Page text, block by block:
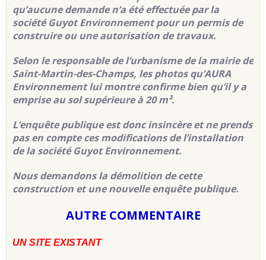
qu’aucune demande n’a été effectuée par la
société Guyot Environnement pour un permis de
construire ou une autorisation de travaux.
Selon le responsable de l’urbanisme de la mairie de
Saint-Martin-des-Champs, les photos qu’AURA
Environnement lui montre confirme bien qu’il y a
emprise au sol supérieure à 20 m².
L’enquête publique est donc insincère et ne prends
pas en compte ces modifications de l’installation
de la société Guyot Environnement.
Nous demandons la démolition de cette
construction et une nouvelle enquête publique.
AUTRE COMMENTAIRE
UN SITE EXISTANT